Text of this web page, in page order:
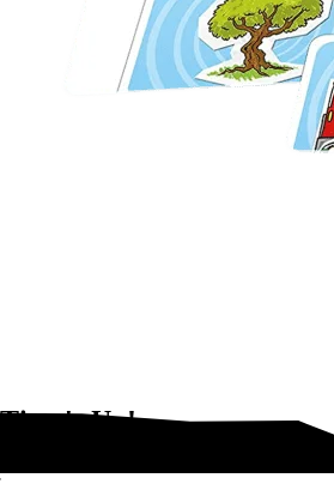
Time's Up!